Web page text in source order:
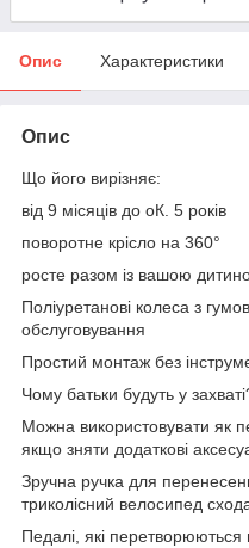
Опис Характеристики
Опис
Що його вирізняє:
від 9 місяців до оК. 5 років
поворотне крісло на 360°
росте разом із вашою
Поліуретанові колеса з
обслуговування
Простий монтаж без
Чому батьки будуть у
Можна використовувати як
якщо зняти додаткові
Зручна ручка для
триколісний велосипед
Педалі, які перетворюються